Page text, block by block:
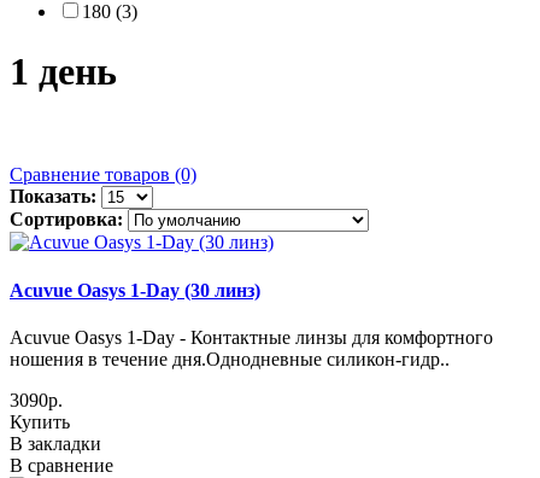
180 (3)
1 день
Сравнение товаров (0)
Показать:
Сортировка:
Acuvue Oasys 1-Day (30 линз)
Acuvue Oasys 1-Day - Контактные линзы для комфортного
ношения в течение дня.Однодневные силикон-гидр..
3090р.
Купить
В закладки
В сравнение